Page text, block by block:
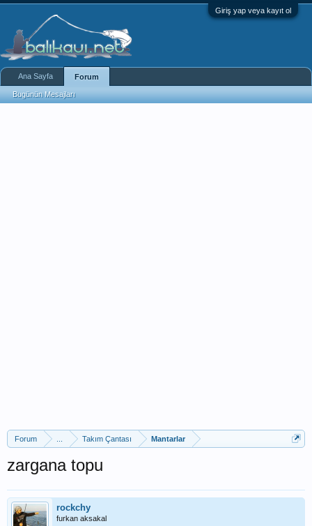
Giriş yap veya kayıt ol
Forum Takım Çantası Mantarlar
zargana topu
rockchy
furkan aksakal
Ana Sayfa Forum
Bugünün Mesajları